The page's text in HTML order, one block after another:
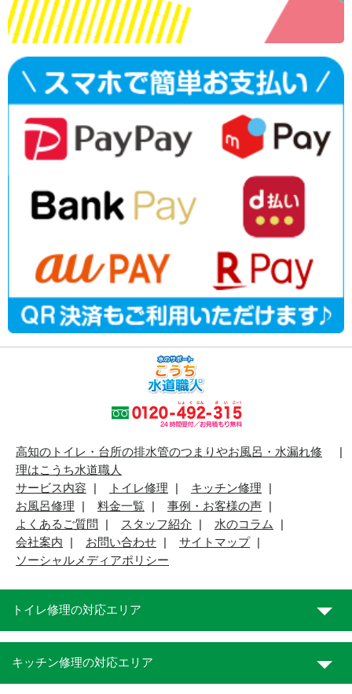
高知のトイレ・台所の排水管のつまりやお風呂・水漏れ修
理はこうち水道職人
サービス内容
トイレ修理
キッチン修理
お風呂修理
料金一覧
事例・お客様の声
よくあるご質問
スタッフ紹介
水のコラム
会社案内
お問い合わせ
サイトマップ
ソーシャルメディアポリシー
トイレ修理の対応エリア
キッチン修理の対応エリア